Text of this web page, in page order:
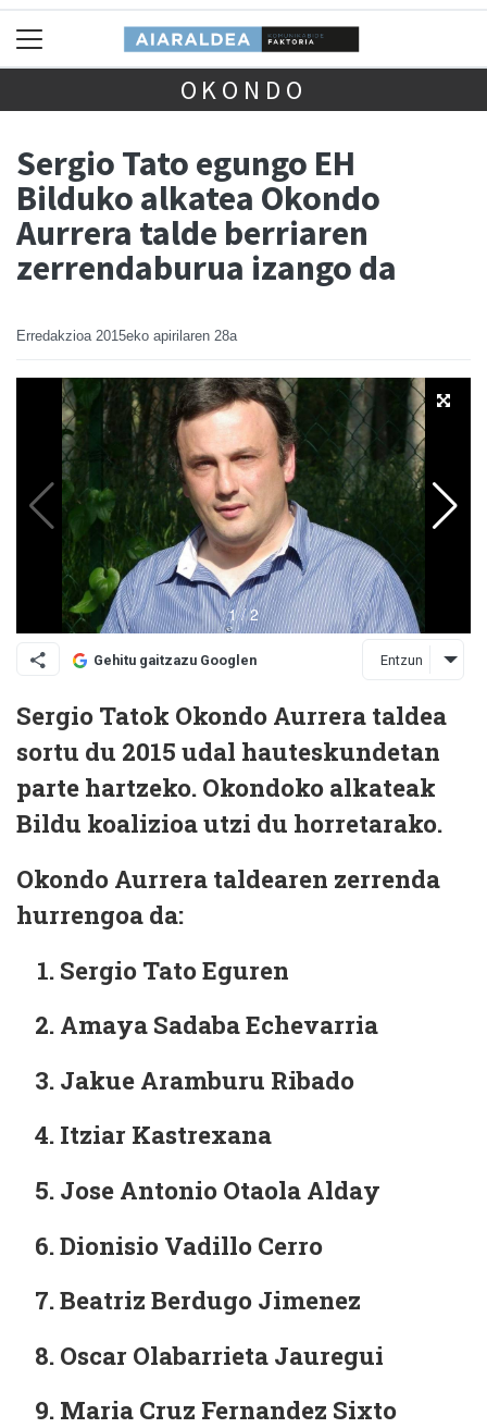
OKONDO
Sergio Tato egungo EH
Bilduko alkatea Okondo
Aurrera talde berriaren
zerrendaburua izango da
Erredakzioa 2015eko apirilaren 28a
Gehitu gaitzazu Googlen Entzun
Sergio Tatok Okondo Aurrera taldea
sortu du 2015 udal hauteskundetan
parte hartzeko. Okondoko alkateak
Bildu koalizioa utzi du horretarako.
Okondo Aurrera taldearen zerrenda
hurrengoa da:
Sergio Tato Eguren
Amaya Sadaba Echevarria
Jakue Aramburu Ribado
Itziar Kastrexana
Jose Antonio Otaola Alday
Dionisio Vadillo Cerro
Beatriz Berdugo Jimenez
Oscar Olabarrieta Jauregui
Maria Cruz Fernandez Sixto